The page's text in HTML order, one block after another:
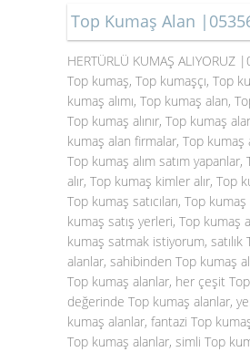
Top Kumaş Alan
HERTÜRLÜ KUMAŞ
Top kumaş, Top kumaşçı, Top
kumaş alımı, Top kumaş alan,
Top kumaş alınır, Top kumaş
kumaş alan firmalar, Top kumaş
Top kumaş alım satım
alır, Top kumaş kimler alır, Top
Top kumaş satıcıları, Top
kumaş satış yerleri, Top kumaş
kumaş satmak istiyorum, satılık
alanlar, sahibinden Top kumaş
Top kumaş alanlar, her çeşit
değerinde Top kumaş alanlar,
kumaş alanlar, fantazi Top
Top kumaş alanlar, simli Top